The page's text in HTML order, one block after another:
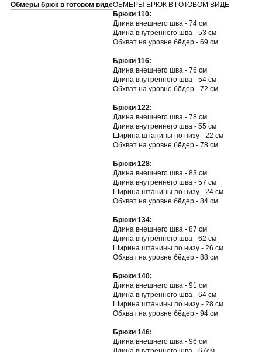
Обмеры брюк в готовом видеОБМЕРЫ БРЮК В ГОТОВОМ ВИДЕ
Брюки 110:
Длина внешнего шва - 74 см
Длина внутреннего шва - 53 см
Обхват на уровне бёдер - 69 см
Брюки 116:
Длина внешнего шва - 76 см
Длина внутреннего шва - 54 см
Обхват на уровне бёдер - 72 см
Брюки 122:
Длина внешнего шва - 78 см
Длина внутреннего шва - 55 см
Ширина штанины по низу - 22 см
Обхват на уровне бёдер - 78 см
Брюки 128:
Длина внешнего шва - 83 см
Длина внутреннего шва - 57 см
Ширина штанины по низу - 24 см
Обхват на уровне бёдер - 84 см
Брюки 134:
Длина внешнего шва - 87 см
Длина внутреннего шва - 62 см
Ширина штанины по низу - 26 см
Обхват на уровне бёдер - 88 см
Брюки 140:
Длина внешнего шва - 91 см
Длина внутреннего шва - 64 см
Ширина штанины по низу - 28 см
Обхват на уровне бёдер - 94 см
Брюки 146:
Длина внешнего шва - 96 см